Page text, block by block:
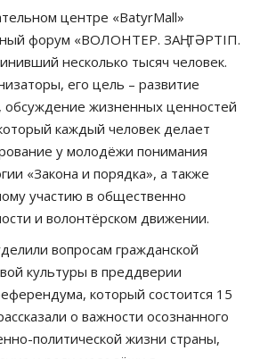
центре «BatyrMall»
форум «ВОЛОНТЕР. ЗАҢ. ТӘРТІП.
несколько тысяч человек.
его цель – развитие
обсуждение жизненных ценностей
каждый человек делает
у молодёжи понимания
«Закона и порядка», а также
участию в общественно
и волонтёрском движении.
вопросам гражданской
культуры в преддверии
который состоится 15
о важности осознанного
политической жизни страны,